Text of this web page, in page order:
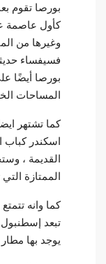
بورصا تقوم
كأول عاصمة
وغيرها من
فسيفساء
بورصا أيضًا
المساحات
كما تشتهر
اسكندر كباب
القديمة ،
الممتازة
كما وانه
تبعد
يوجد بها